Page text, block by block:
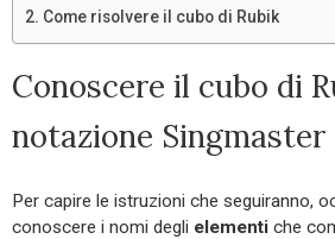
Come risolvere il cubo di Rubik
Conoscere il cubo di
notazione Singmaster
Per capire le istruzioni che seguiranno,
conoscere i nomi degli elementi che